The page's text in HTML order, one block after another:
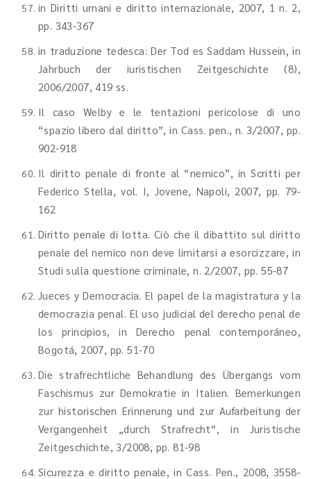
in Diritti umani e diritto internazionale, 2007, 1 n. 2,
pp. 343-367
in traduzione tedesca: Der Tod es Saddam Hussein, in
Jahrbuch der iuristischen Zeitgeschichte (8),
2006/2007, 419 ss.
Il caso Welby e le tentazioni pericolose di uno
“spazio libero dal diritto”, in Cass. pen., n. 3/2007, pp.
902-918
Il diritto penale di fronte al “nemico”, in Scritti per
Federico Stella, vol. I, Jovene, Napoli, 2007, pp. 79-
162
Diritto penale di lotta. Ciò che il dibattito sul diritto
penale del nemico non deve limitarsi a esorcizzare, in
Studi sulla questione criminale, n. 2/2007, pp. 55-87
Jueces y Democracia. El papel de la magistratura y la
democrazia penal. El uso judicial del derecho penal de
los principios, in Derecho penal contemporáneo,
Bogotá, 2007, pp. 51-70
Die strafrechtliche Behandlung des Übergangs vom
Faschismus zur Demokratie in Italien. Bemerkungen
zur historischen Erinnerung und zur Aufarbeitung der
Vergangenheit „durch Strafrecht“, in Juristische
Zeitgeschichte, 3/2008, pp. 81-98
Sicurezza e diritto penale, in Cass. Pen., 2008, 3558-